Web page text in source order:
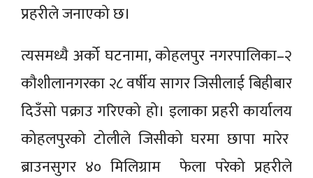
प्रहरीले जनाएको छ।
त्यसमध्यै अर्को घटनामा, कोहलपुर नगरपालिका–२
कौशीलानगरका २८ वर्षीय सागर जिसीलाई बिहीबार
दिउँसो पक्राउ गरिएको हो। इलाका प्रहरी कार्यालय
कोहलपुरको टोलीले जिसीको घरमा छापा मारेर
ब्राउनसुगर ४० मिलिग्राम फेला परेको प्रहरीले